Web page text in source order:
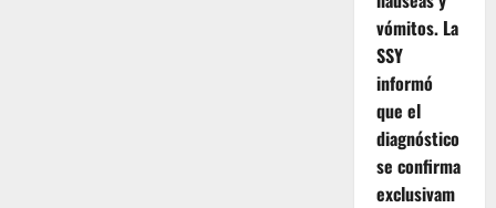
vómitos. La
SSY
informó
que el
diagnóstico
se confirma
exclusivam